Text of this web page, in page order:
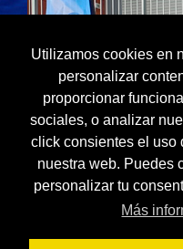
Utilizamos cookies en
personalizar
proporcionar
sociales, o analizar
click consientes el uso
nuestra web. Puedes
personalizar tu
Más